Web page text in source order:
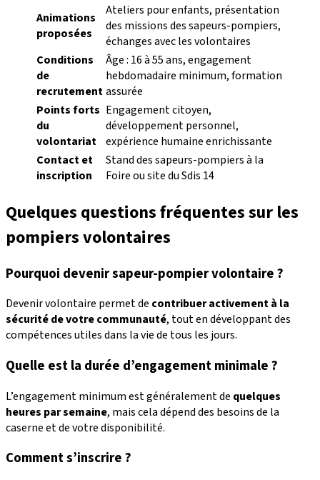
Animations
proposées
Ateliers pour enfants, présentation
des missions des sapeurs-pompiers,
échanges avec les volontaires
Conditions
de
recrutement
Âge : 16 à 55 ans, engagement
hebdomadaire minimum, formation
assurée
Points forts
du
volontariat
Engagement citoyen,
développement personnel,
expérience humaine enrichissante
Contact et
inscription
Stand des sapeurs-pompiers à la
Foire ou site du Sdis 14
Quelques questions fréquentes sur les
pompiers volontaires
Pourquoi devenir sapeur-pompier volontaire ?
Devenir volontaire permet de contribuer activement à la
sécurité de votre communauté, tout en développant des
compétences utiles dans la vie de tous les jours.
Quelle est la durée d’engagement minimale ?
L’engagement minimum est généralement de quelques
heures par semaine, mais cela dépend des besoins de la
caserne et de votre disponibilité.
Comment s’inscrire ?